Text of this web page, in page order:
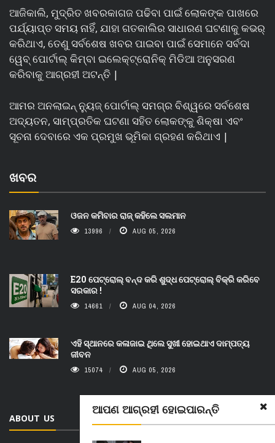
ଆପଣ ଆଗ୍ରହୀ ହୋଇପାରନ୍ତି
ଆଜିକାଲି, ମୁଦ୍ରିତ ଖବରକାଗଜ ପଢିବା ପାଇଁ ଲୋକଙ୍କ ପାଖରେ
ପର୍ଯ୍ୟାପ୍ତ ସମୟ ନାହିଁ, ଯାହା ଗତକାଲିର ସାଧାରଣ ଘଟଣାକୁ କଭର୍
କରିଥାଏ, ତେଣୁ ସର୍ବଶେଷ ଖବର ପାଇବା ପାଇଁ ସେମାନେ ସର୍ବଦା
ୱେବ୍ ପୋର୍ଟାଲ୍ କିମ୍ବା ଇଲେକ୍ଟ୍ରୋନିକ୍ ମିଡିଆ ଅନୁସରଣ
କରିବାକୁ ଆଗ୍ରହୀ ଅଟନ୍ତି |
ଆମର ଅନଲାଇନ୍ ନ୍ୟୁଜ୍ ପୋର୍ଟାଲ୍ ସମଗ୍ର ବିଶ୍ୱରେ ସର୍ବଶେଷ
ଅଦ୍ୟତନ, ସାମ୍ପ୍ରତିକ ଘଟଣା ସହିତ ଲୋକଙ୍କୁ ଶିକ୍ଷା ଏବଂ
ସୂଚନା ଦେବାରେ ଏକ ପ୍ରମୁଖ ଭୂମିକା ଗ୍ରହଣ କରିଥାଏ |
ଖବର
ଓଜନ କମିବାର ରାଜ୍ କହିଲେ ସଲମାନ
13996 AUG 05, 2026
E20 ପେଟ୍ରୋଲ୍ ବନ୍ଦ କରି ଶୁଦ୍ଧ ପେଟ୍ରୋଲ୍ ବିକ୍ରି କରିବେ
ସରକାର !
14661 AUG 04, 2026
ଏହି ସ୍ଥାନରେ କଳାଜାଇ ଥିଲେ ସୁଖୀ ହୋଇଥାଏ ଦାମ୍ପତ୍ୟ
ଜୀବନ
15074 AUG 05, 2026
ABOUT US